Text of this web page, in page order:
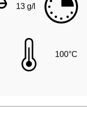
13 g/l
100°C